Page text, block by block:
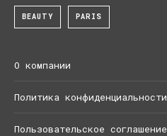
BEAUTY PARIS
О компании
Политика конфиденциальности
Пользовательское соглашение